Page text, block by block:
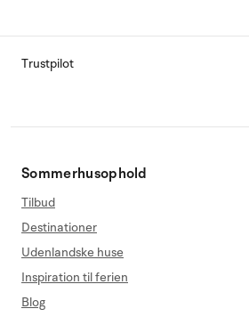
Trustpilot
Sommerhusophold
Tilbud
Destinationer
Udenlandske huse
Inspiration til ferien
Blog